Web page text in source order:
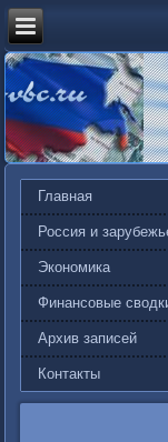
Главная
Россия и
Экономика
Финансовые
Архив записей
Контакты